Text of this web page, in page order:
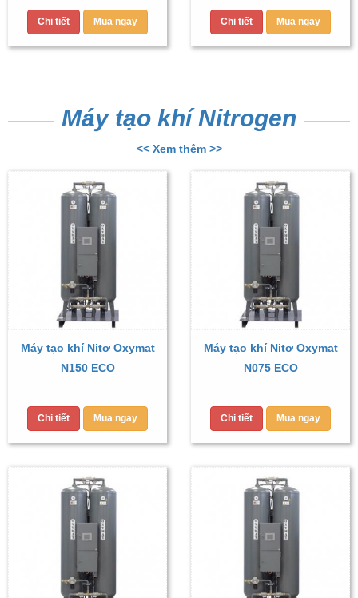
Chi tiết Mua ngay Chi tiết Mua ngay
Máy tạo khí Nitrogen
<< Xem thêm >>
Máy tạo khí Nitơ Oxymat
N150 ECO
Chi tiết Mua ngay
Máy tạo khí Nitơ Oxymat
N075 ECO
Chi tiết Mua ngay